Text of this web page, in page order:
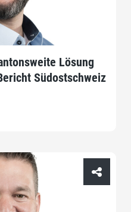
Lösung
Südostschweiz